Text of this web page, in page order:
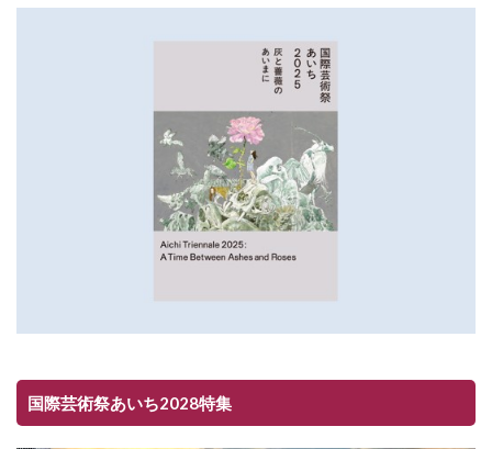
国際芸術祭あいち2028特集